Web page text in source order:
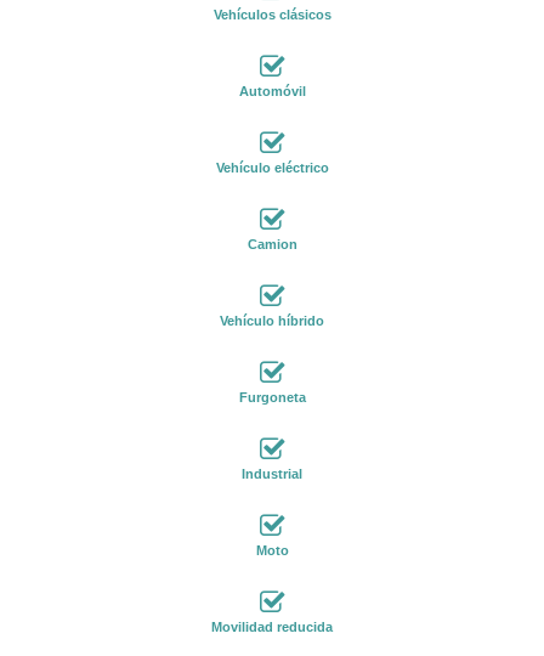
Vehículos clásicos
Automóvil
Vehículo eléctrico
Camion
Vehículo híbrido
Furgoneta
Industrial
Moto
Movilidad reducida